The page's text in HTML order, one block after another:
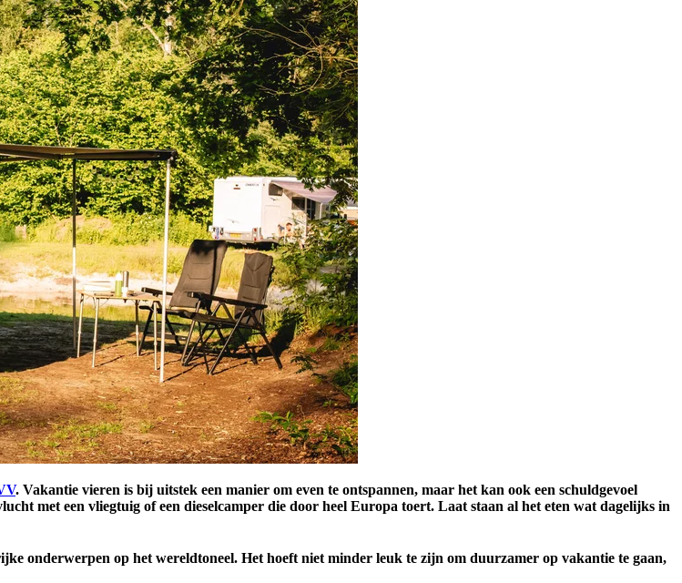
. Vakantie vieren is bij uitstek een manier om even te ontspannen, maar het kan ook een schuldgevoel
met een vliegtuig of een dieselcamper die door heel Europa toert. Laat staan al het eten wat dagelijks in
onderwerpen op het wereldtoneel. Het hoeft niet minder leuk te zijn om duurzamer op vakantie te gaan,